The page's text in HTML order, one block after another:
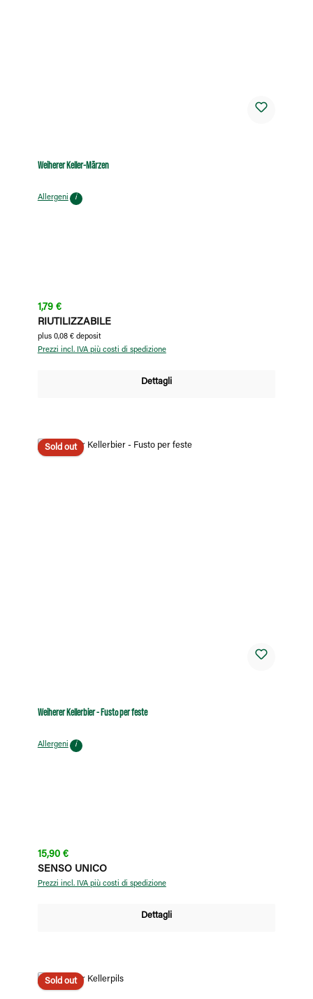
Weiherer Keller-Märzen
Allergeni i
Prezzo normale:
1,79 €
RIUTILIZZABILE
plus 0,08 € deposit
Prezzi incl. IVA più costi di spedizione
Dettagli
Sold out
Weiherer Kellerbier - Fusto per feste
Allergeni i
Prezzo normale:
15,90 €
SENSO UNICO
Prezzi incl. IVA più costi di spedizione
Dettagli
Sold out